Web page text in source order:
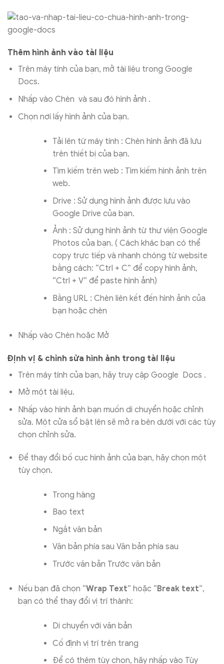
Thêm hình ảnh vào tài liệu
Trên máy tính của bạn, mở tài liệu trong Google
Docs.
Nhấp vào Chèn và sau đó hình ảnh .
Chọn nơi lấy hình ảnh của bạn.
Tải lên từ máy tính : Chèn hình ảnh đã lưu
trên thiết bị của bạn.
Tìm kiếm trên web : Tìm kiếm hình ảnh trên
web.
Drive : Sử dụng hình ảnh được lưu vào
Google Drive của bạn.
Ảnh : Sử dụng hình ảnh từ thư viện Google
Photos của bạn. ( Cách khác bạn có thể
copy trực tiếp và nhanh chóng từ website
bằng cách: “Ctrl + C” để copy hình ảnh,
“Ctrl + V” để paste hình ảnh)
Bằng URL : Chèn liên kết đến hình ảnh của
bạn hoặc chèn
Nhấp vào Chèn hoặc Mở
Định vị & chỉnh sửa hình ảnh trong tài liệu
Trên máy tính của bạn, hãy truy cập Google Docs .
Mở một tài liệu.
Nhấp vào hình ảnh bạn muốn di chuyển hoặc chỉnh
sửa. Một cửa sổ bật lên sẽ mở ra bên dưới với các tùy
chọn chỉnh sửa.
Để thay đổi bố cục hình ảnh của bạn, hãy chọn một
tùy chọn.
Trong hàng
Bao text
Ngắt văn bản
Văn bản phía sau Văn bản phía sau
Trước văn bản Trước văn bản
Nếu bạn đã chọn “Wrap Text” hoặc “Break text“,
bạn có thể thay đổi vị trí thành:
Di chuyển với văn bản
Cố định vị trí trên trang
Để có thêm tùy chọn, hãy nhấp vào Tùy